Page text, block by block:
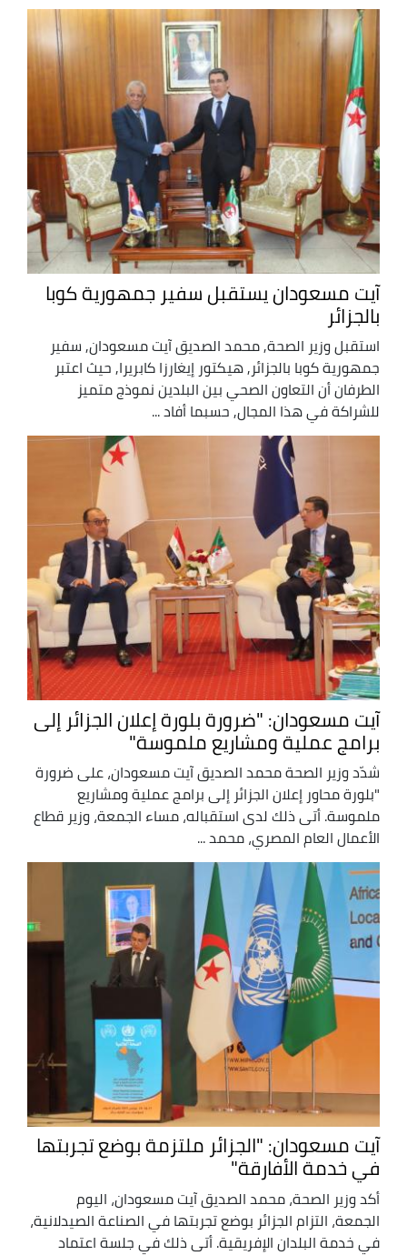
آيت مسعودان يستقبل سفير جمهورية كوبا
بالجزائر
استقبل وزير الصحة, محمد الصديق آيت مسعودان, سفير
جمهورية كوبا بالجزائر, هيكتور إيغارزا كابريرا, حيث اعتبر
الطرفان أن التعاون الصحي بين البلدين نموذج متميز
للشراكة في هذا المجال, حسبما أفاد ...
آيت مسعودان: "ضرورة بلورة إعلان الجزائر إلى
برامج عملية ومشاريع ملموسة"
شدّد وزير الصحة محمد الصديق آيت مسعودان، على ضرورة
"بلورة محاور إعلان الجزائر إلى برامج عملية ومشاريع
ملموسة. أتى ذلك لدى استقباله، مساء الجمعة، وزير قطاع
الأعمال العام المصري، محمد ...
آيت مسعودان: "الجزائر ملتزمة بوضع تجربتها
في خدمة الأفارقة"
أكد وزير الصحة، محمد الصديق آيت مسعودان، اليوم
الجمعة، التزام الجزائر بوضع تجربتها في الصناعة الصيدلانية،
في خدمة البلدان الإفريقية. أتى ذلك في جلسة اعتماد